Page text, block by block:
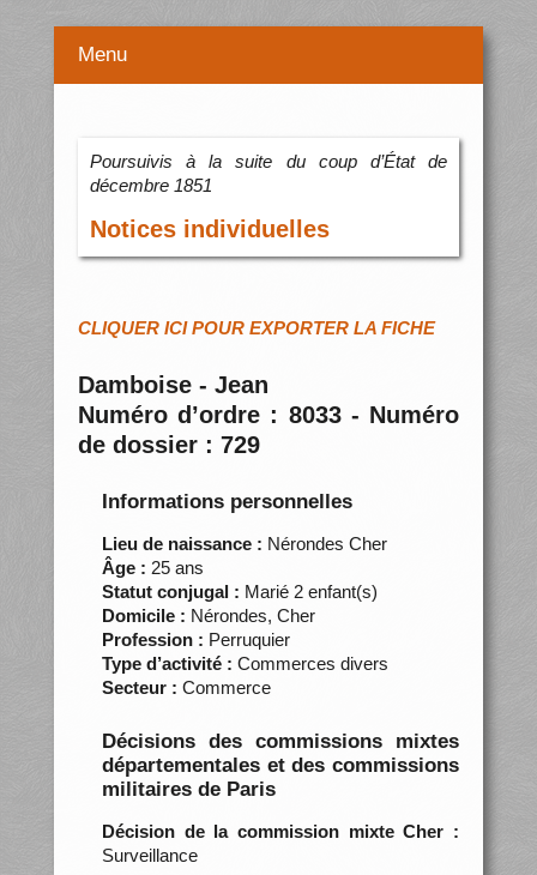
Menu
Poursuivis à la suite du coup d’État de
décembre 1851
Notices individuelles
CLIQUER ICI POUR EXPORTER LA FICHE
Damboise - Jean
Numéro d’ordre : 8033 - Numéro
de dossier : 729
Informations personnelles
Lieu de naissance : Nérondes Cher
Âge : 25 ans
Statut conjugal : Marié 2 enfant(s)
Domicile : Nérondes, Cher
Profession : Perruquier
Type d’activité : Commerces divers
Secteur : Commerce
Décisions des commissions mixtes
départementales et des commissions
militaires de Paris
Décision de la commission mixte Cher :
Surveillance